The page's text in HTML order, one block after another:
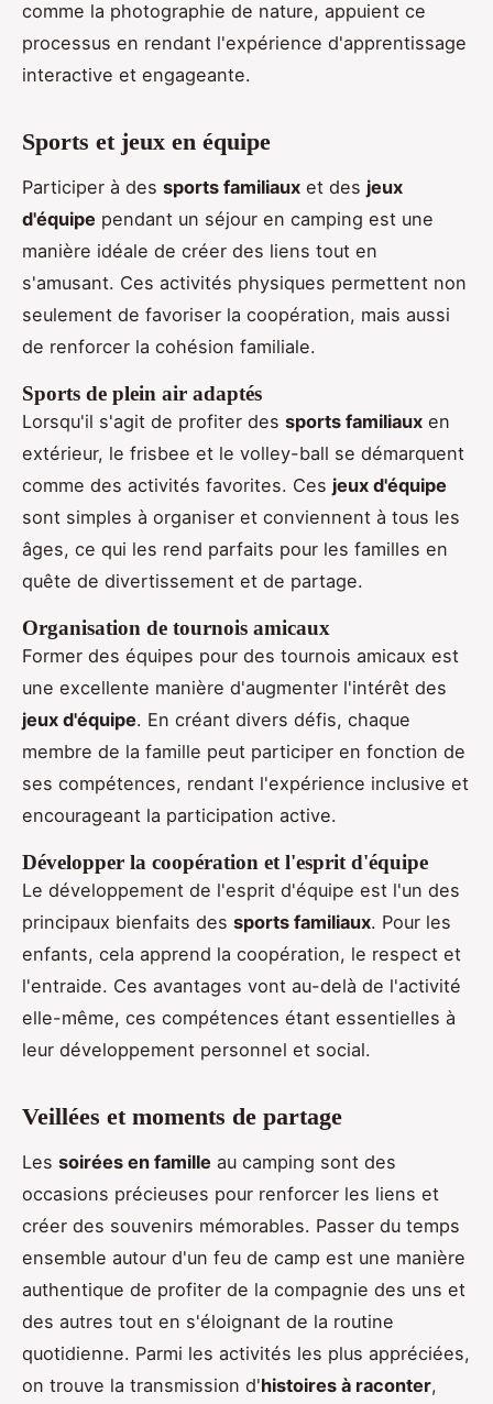
comme la photographie de nature, appuient ce
processus en rendant l'expérience d'apprentissage
interactive et engageante.
Sports et jeux en équipe
Participer à des sports familiaux et des jeux
d'équipe pendant un séjour en camping est une
manière idéale de créer des liens tout en
s'amusant. Ces activités physiques permettent non
seulement de favoriser la coopération, mais aussi
de renforcer la cohésion familiale.
Sports de plein air adaptés
Lorsqu'il s'agit de profiter des sports familiaux en
extérieur, le frisbee et le volley-ball se démarquent
comme des activités favorites. Ces jeux d'équipe
sont simples à organiser et conviennent à tous les
âges, ce qui les rend parfaits pour les familles en
quête de divertissement et de partage.
Organisation de tournois amicaux
Former des équipes pour des tournois amicaux est
une excellente manière d'augmenter l'intérêt des
jeux d'équipe. En créant divers défis, chaque
membre de la famille peut participer en fonction de
ses compétences, rendant l'expérience inclusive et
encourageant la participation active.
Développer la coopération et l'esprit d'équipe
Le développement de l'esprit d'équipe est l'un des
principaux bienfaits des sports familiaux. Pour les
enfants, cela apprend la coopération, le respect et
l'entraide. Ces avantages vont au-delà de l'activité
elle-même, ces compétences étant essentielles à
leur développement personnel et social.
Veillées et moments de partage
Les soirées en famille au camping sont des
occasions précieuses pour renforcer les liens et
créer des souvenirs mémorables. Passer du temps
ensemble autour d'un feu de camp est une manière
authentique de profiter de la compagnie des uns et
des autres tout en s'éloignant de la routine
quotidienne. Parmi les activités les plus appréciées,
on trouve la transmission d'histoires à raconter,